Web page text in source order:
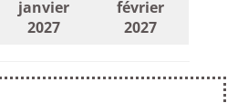
janvier
2027
février
2027